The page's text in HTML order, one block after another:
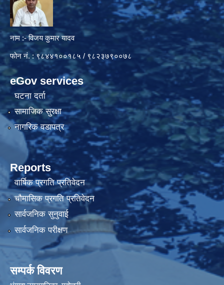
नाम :- विजय कुमार यादव
फोन नं. : ९८४४१००१८५ / ९८२३७९००७८
eGov services
घटना दर्ता
सामाजिक सुरक्षा
नागरिक वडापत्र
Reports
वार्षिक प्रगति प्रतिवेदन
चौमासिक प्रगति प्रतिवेदन
सार्वजनिक सुनुवाई
सार्वजनिक परीक्षण
सम्पर्क विवरण